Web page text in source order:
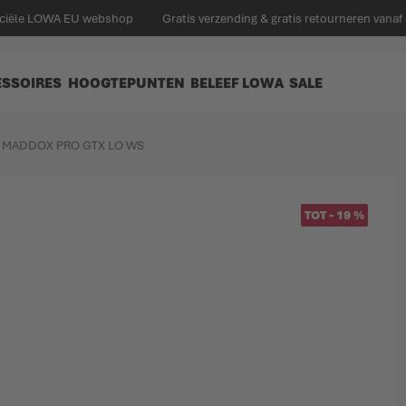
LOWA EU webshop Gratis verzending & gratis retourneren
HOOGTEPUNTEN BELEEF LOWA SALE
MADDOX PRO GTX LO WS
TOT- 19%